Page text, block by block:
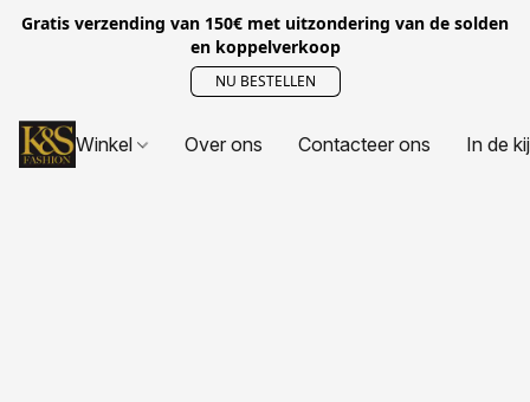
Gratis verzending van 150€ met uitzondering van de solden
en koppelverkoop
NU BESTELLEN
Winkel Over ons Contacteer ons In de